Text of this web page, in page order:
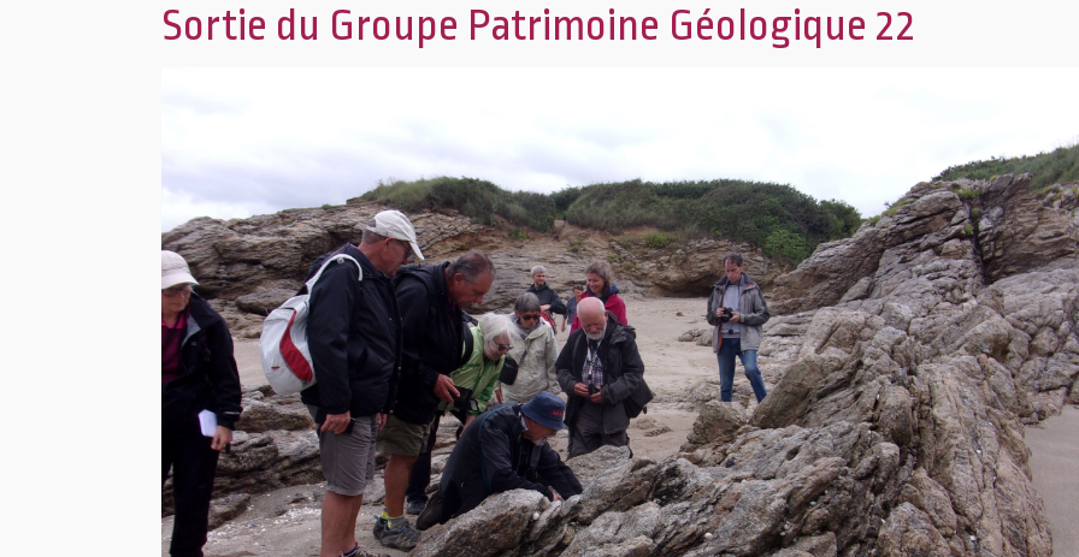
Sortie du Groupe Patrimoine Géologique 22